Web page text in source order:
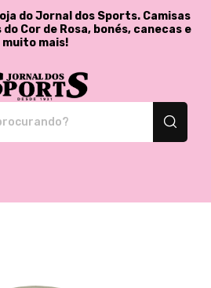
do Jornal dos Sports. Camisas
Cor de Rosa, bonés, canecas e
muito mais!